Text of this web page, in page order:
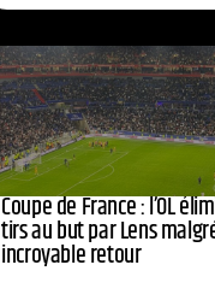
Coupe de France : l’OL
tirs au but par Lens
incroyable retour